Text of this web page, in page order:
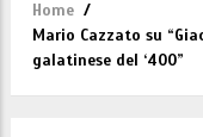
Briciole
di
pane
Home /
Mario Cazzato su
galatinese del ‘400”